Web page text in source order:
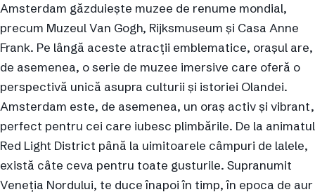
Amsterdam găzduiește muzee de renume mondial,
precum Muzeul Van Gogh, Rijksmuseum și Casa Anne
Frank. Pe lângă aceste atracții emblematice, orașul are,
de asemenea, o serie de muzee imersive care oferă o
perspectivă unică asupra culturii și istoriei Olandei.
Amsterdam este, de asemenea, un oraș activ și vibrant,
perfect pentru cei care iubesc plimbările. De la animatul
Red Light District până la uimitoarele câmpuri de lalele,
există câte ceva pentru toate gusturile. Supranumit
Veneția Nordului, te duce înapoi în timp, în epoca de aur